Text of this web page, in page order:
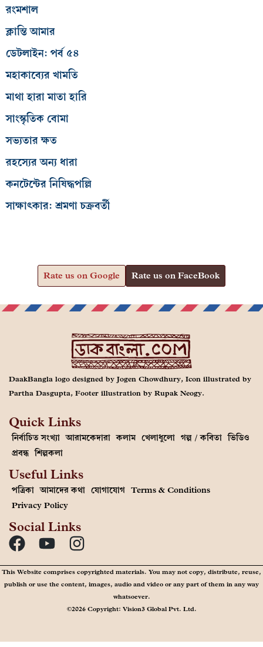
রংমশাল
ক্লান্তি আমার
ডেটলাইন: পর্ব ৫৪
মহাকাব্যের খামতি
মাথা হারা মাতা হারি
সাংস্কৃতিক বোমা
সভ্যতার ক্ষত
রহস্যের অন্য ধারা
কনটেন্টের নিষিদ্ধপল্লি
সাক্ষাৎকার: শ্রমণা চক্রবর্তী
Rate us on Google Rate us on FaceBook
DaakBangla logo designed by Jogen Chowdhury, Icon illustrated by
Partha Dasgupta, Footer illustration by Rupak Neogy.
Quick Links
নির্বাচিত সংখ্যা আরামকেদারা কলাম খেলাধুলো গল্প / কবিতা ভিডিও
প্রবন্ধ শিল্পকলা
Useful Links
পত্রিকা আমাদের কথা যোগাযোগ Terms & Conditions
Privacy Policy
Social Links
This Website comprises copyrighted materials. You may not copy, distribute, reuse,
publish or use the content, images, audio and video or any part of them in any way
whatsoever.
©2026 Copyright: Vision3 Global Pvt. Ltd.